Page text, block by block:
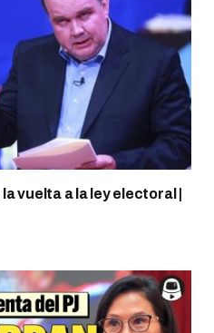
vuelta a la ley electoral |